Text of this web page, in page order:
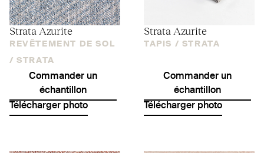
Strata Azurite
REVÊTEMENT DE SOL
/ STRATA
Commander un
échantillon
Télécharger photo
Strata Azurite
TAPIS / STRATA
Commander un
échantillon
Télécharger photo